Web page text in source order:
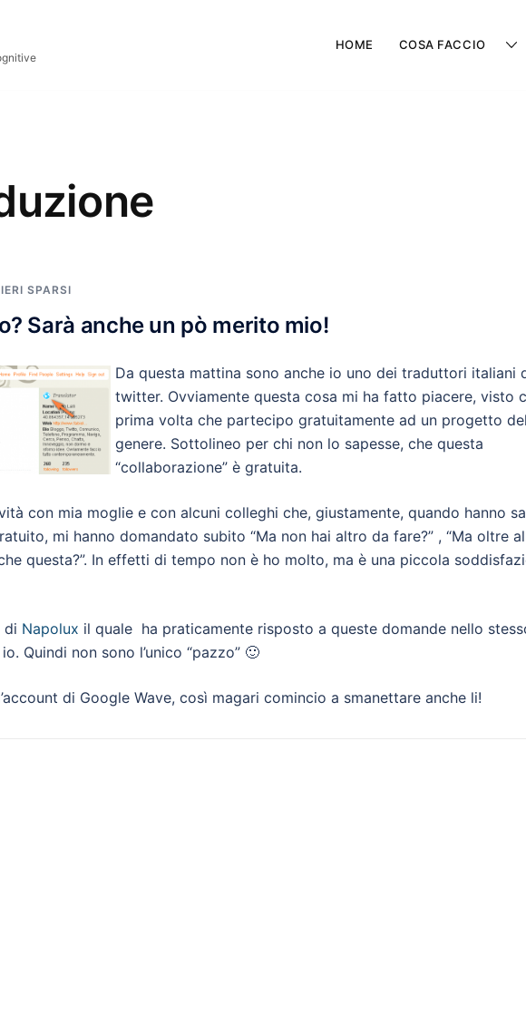
HOME COSA FACCIO
SPARSI
Sarà anche un pò merito mio!
Da questa mattina sono anche io uno dei traduttori italiani
twitter. Ovviamente questa cosa mi ha fatto piacere, visto
prima volta che partecipo gratuitamente ad un progetto del
genere. Sottolineo per chi non lo sapesse, che questa
“collaborazione” è gratuita.
con mia moglie e con alcuni colleghi che, giustamente, quando hanno
mi hanno domandato subito “Ma non hai altro da fare?” , “Ma oltre
questa?”. In effetti di tempo non è ho molto, ma è una piccola
di Napolux il quale ha praticamente risposto a queste domande nello
Quindi non sono l’unico “pazzo” 🙂
di Google Wave, così magari comincio a smanettare anche li!